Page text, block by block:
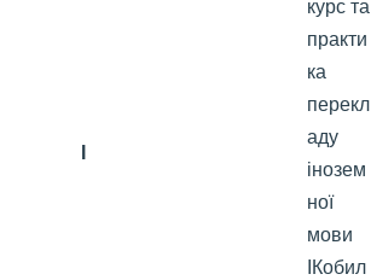
курс та
практи
ка
перекл
аду
інозем
ної
мови
ІКобил